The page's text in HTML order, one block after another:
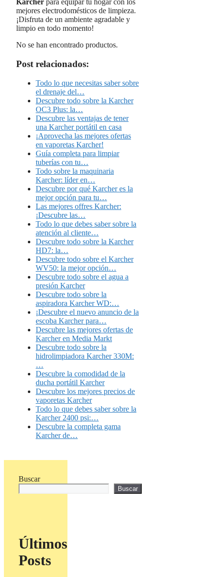
Karcher para equipar tu hogar con los
mejores electrodomésticos de limpieza.
¡Disfruta de un ambiente agradable y
limpio en todo momento!
No se han encontrado productos.
Post relacionados:
Todo lo que necesitas saber sobre
el drenaje del…
Descubre todo sobre la Karcher
OC3 Plus: la…
Descubre las ventajas de tener
una Karcher portátil en casa
¡Aprovecha las mejores ofertas
en vaporetas Karcher!
Guía completa para limpiar
tuberías con tu…
Todo sobre la maquinaria
Karcher: líder en…
Descubre por qué Karcher es la
mejor opción para tu…
Las mejores offres Karcher:
¡Descubre las…
Todo lo que debes saber sobre la
atención al cliente…
Descubre todo sobre la Karcher
HD7: la…
Descubre todo sobre el Karcher
WV50: la mejor opción…
Descubre todo sobre el agua a
presión Karcher
Descubre todo sobre la
aspiradora Karcher WD:…
¡Descubre el nuevo anuncio de la
escoba Karcher para…
Descubre las mejores ofertas de
Karcher en Media Markt
Descubre todo sobre la
hidrolimpiadora Karcher 330M:
…
Descubre la comodidad de la
ducha portátil Karcher
Descubre los mejores precios de
vaporetas Karcher
Todo lo que debes saber sobre la
Karcher 2400 psi:…
Descubre la completa gama
Karcher de…
Buscar
Buscar
Últimos
Posts